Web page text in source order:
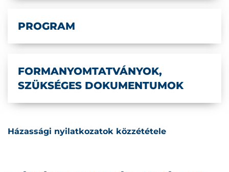
PROGRAM
FORMANYOMTATVÁNYOK,
SZÜKSÉGES DOKUMENTUMOK
Házassági nyilatkozatok közzététele